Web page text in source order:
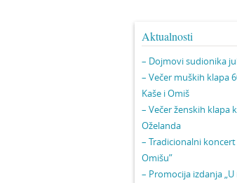
Aktualnosti
– Dojmovi sudionika
– Večer muških klapa
Kaše i Omiš
– Večer ženskih klapa
Oželanda
– Tradicionalni koncert
Omišu”
– Promocija izdanja